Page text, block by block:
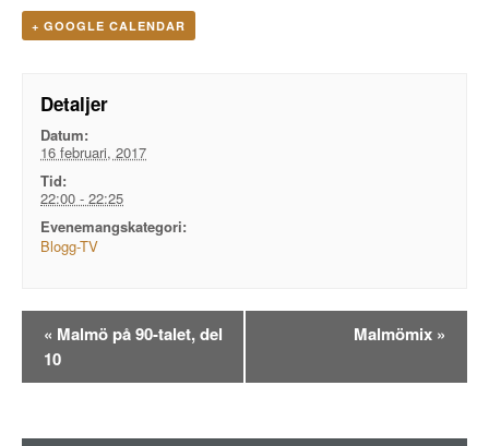
+ GOOGLE CALENDAR
Detaljer
Datum:
16 februari, 2017
Tid:
22:00 - 22:25
Evenemangskategori:
Blogg-TV
Evenemangsnavigation
« Malmö på 90-talet, del
10
Malmömix »